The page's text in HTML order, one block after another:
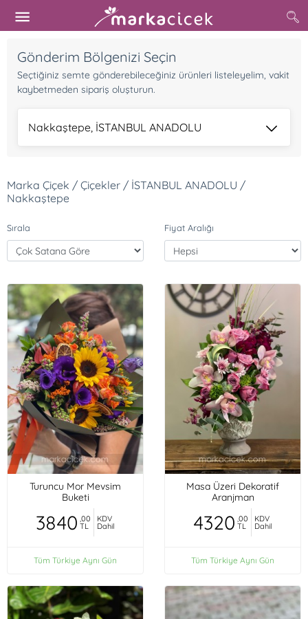
Gönderim Bölgenizi Seçin
Seçtiğiniz semte gönderebileceğiniz ürünleri listeleyelim, vakit
kaybetmeden sipariş oluşturun.
Nakkaştepe, İSTANBUL ANADOLU
Marka Çiçek / Çiçekler / İSTANBUL ANADOLU /
Nakkaştepe
Sırala Fiyat Aralığı
Turuncu Mor Mevsim
Buketi
3840 ,00
TL
KDV
Dahil
Tüm Türkiye Aynı Gün
Masa Üzeri Dekoratif
Aranjman
4320 ,00
TL
KDV
Dahil
Tüm Türkiye Aynı Gün